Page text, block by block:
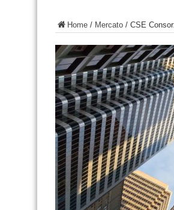
Home / Mercato / CSE